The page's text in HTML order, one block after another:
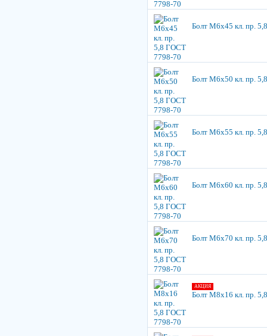
Болт М6х45 кл. пр.
Болт М6х50 кл. пр.
Болт М6х55 кл. пр.
Болт М6х60 кл. пр.
Болт М6х70 кл. пр.
АКЦИЯ
Болт М8х16 кл. пр.